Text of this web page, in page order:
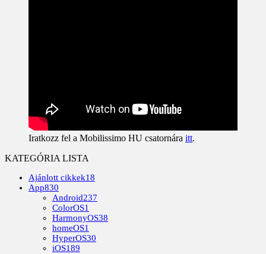
Iratkozz fel a Mobilissimo HU csatornára itt.
KATEGÓRIA LISTA
Ajánlott cikkek18
App830
Android237
ColorOS1
HarmonyOS38
homeOS1
HyperOS30
iOS189